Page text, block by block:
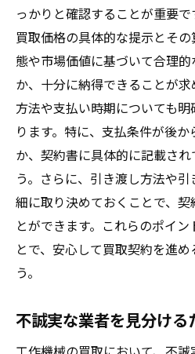
っかりと確認することが重要で
買取価格の具体的な提示とそ
態や市場価値に基づいて合理
か、十分に納得できることが
方法や支払い時期についても
ります。特に、支払条件が後
か、契約書に具体的に記載さ
う。さらに、引き渡し方法や
細に取り決めておくことで、
とができます。これらのポイ
とで、安心して買取契約を進
う。
不誠実な業者を見分ける